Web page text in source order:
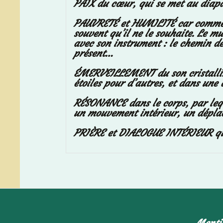
PAIX du cœur, qui se met au
PAUVRETÉ et HUMILITÉcar
souvent qu’il ne le souhaite. Le
avec son instrument : le chemin
présent…
ÉMERVEILLEMENTdu son
étoiles pour d’autres, et dans
RÉSONANCEdans le corps, par
un mouvement intérieur, un
PRIÈRE et DIALOGUE INTÉRIEUR